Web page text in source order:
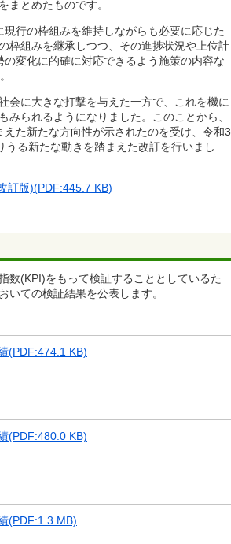
まとめたものです。
行の枠組みを維持しながらも必要に応じた
枠組みを継承しつつ、その進捗状況や上位計
変化に的確に対応できるよう施策の内容な
会に大きな打撃を与えた一方で、これを機に
られるようになりました。このことから、
た新たな方向性が示されたのを受け、令和3
る新たな動きを踏まえた改訂を行いまし
訂版)(PDF:445.7 KB)
数(KPI)をもって検証することとしているた
ての検証結果を公表します。
(PDF:474.1 KB)
(PDF:480.0 KB)
(PDF:1.3 MB)